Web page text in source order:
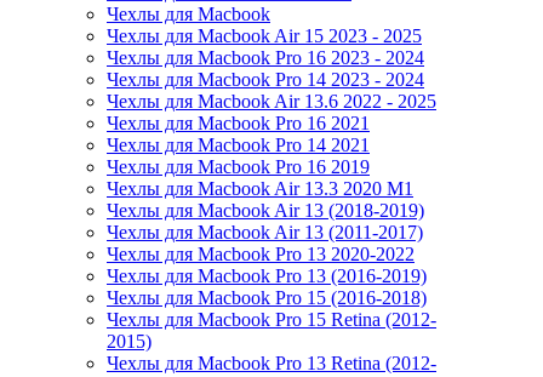
Чехлы для Macbook
Чехлы для Macbook Air 15 2023 - 2025
Чехлы для Macbook Pro 16 2023 - 2024
Чехлы для Macbook Pro 14 2023 - 2024
Чехлы для Macbook Air 13.6 2022 - 2025
Чехлы для Macbook Pro 16 2021
Чехлы для Macbook Pro 14 2021
Чехлы для Macbook Pro 16 2019
Чехлы для Macbook Air 13.3 2020 M1
Чехлы для Macbook Air 13 (2018-2019)
Чехлы для Macbook Air 13 (2011-2017)
Чехлы для Macbook Pro 13 2020-2022
Чехлы для Macbook Pro 13 (2016-2019)
Чехлы для Macbook Pro 15 (2016-2018)
Чехлы для Macbook Pro 15 Retina (2012-
2015)
Чехлы для Macbook Pro 13 Retina (2012-